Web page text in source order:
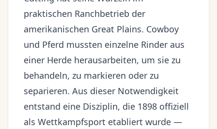
praktischen Ranchbetrieb der
amerikanischen Great Plains. Cowboy
und Pferd mussten einzelne Rinder aus
einer Herde herausarbeiten, um sie zu
behandeln, zu markieren oder zu
separieren. Aus dieser Notwendigkeit
entstand eine Disziplin, die 1898 offiziell
als Wettkampfsport etabliert wurde —